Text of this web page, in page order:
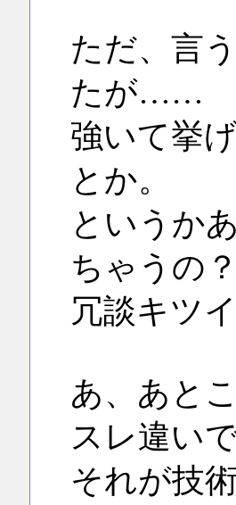
ただ、言
たが……
強いて挙
とか。
というか
ちゃうの？
冗談キツ
あ、あと
スレ違い
それが技